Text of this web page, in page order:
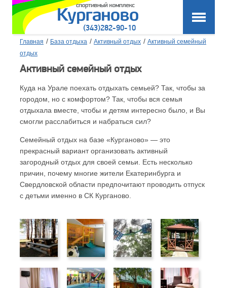
(343)282-90-10
Главная / База отдыха / Активный отдых / Активный семейный
отдых
Активный семейный отдых
Куда на Урале поехать отдыхать семьей? Так, чтобы за
городом, но с комфортом? Так, чтобы вся семья
отдыхала вместе, чтобы и детям интересно было, и Вы
смогли расслабиться и набраться сил?
Семейный отдых на базе «Курганово» — это
прекрасный вариант организовать активный
загородный отдых для своей семьи. Есть несколько
причин, почему многие жители Екатеринбурга и
Свердловской области предпочитают проводить отпуск
с детьми именно в СК Курганово.